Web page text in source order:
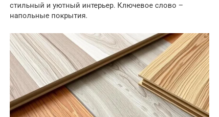
стильный и уютный интерьер. Ключевое слово –
напольные покрытия.